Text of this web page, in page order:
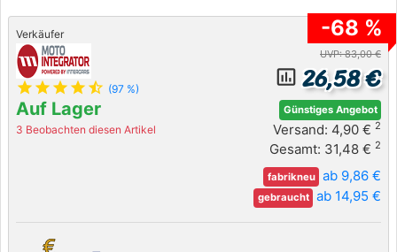
Verkäufer
star star star star star_half (97 %)
Auf Lager
3 Beobachten diesen Artikel
-68 %
UVP: 83,00 €
insert_chart_outlined 26,58 €
Günstiges Angebot
Versand: 4,90 € 2
Gesamt: 31,48 € 2
fabrikneu ab 9,86 €
gebraucht ab 14,95 €